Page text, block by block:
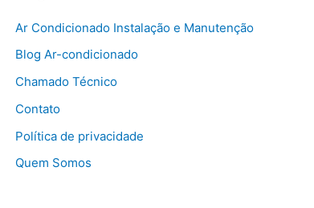
Ar Condicionado Instalação e Manutenção
Blog Ar-condicionado
Chamado Técnico
Contato
Política de privacidade
Quem Somos